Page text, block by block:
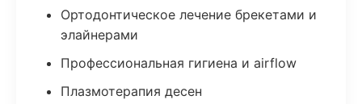
Ортодонтическое лечение брекетами и
элайнерами
Профессиональная гигиена и airflow
Плазмотерапия десен